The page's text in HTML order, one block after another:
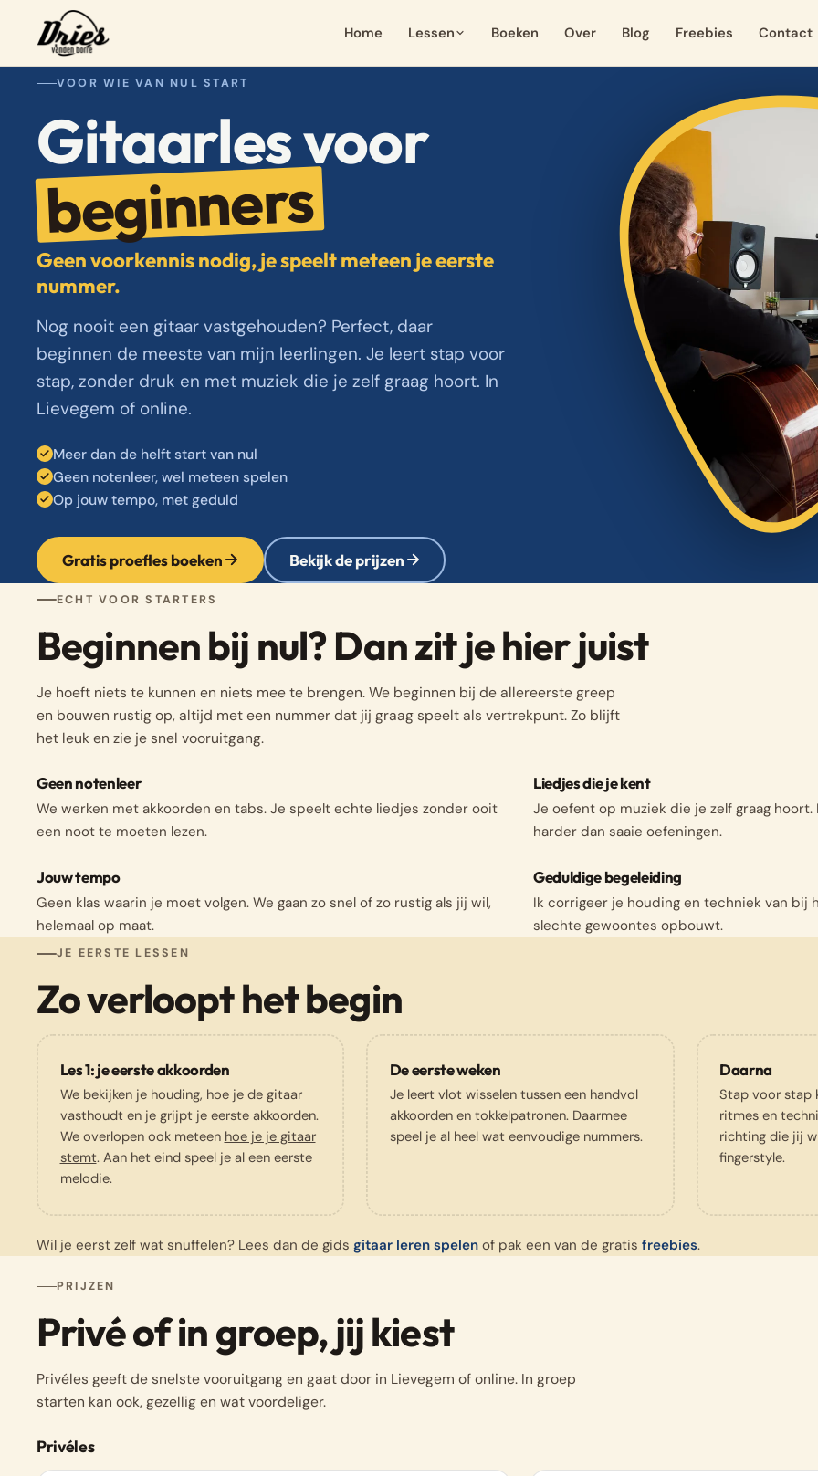
Home Lessen Boeken Over Blog Freebies Contact
VOOR WIE VAN NUL START
Gitaarles voor
beginners
Geen voorkennis nodig, je speelt meteen je eerste
nummer.
Nog nooit een gitaar vastgehouden? Perfect, daar
beginnen de meeste van mijn leerlingen. Je leert stap voor
stap, zonder druk en met muziek die je zelf graag hoort. In
Lievegem of online.
Meer dan de helft start van nul
Geen notenleer, wel meteen spelen
Op jouw tempo, met geduld
Gratis proefles boeken Bekijk de prijzen
ECHT VOOR STARTERS
Beginnen bij nul? Dan zit je hier juist
Je hoeft niets te kunnen en niets mee te brengen. We beginnen bij de allereerste greep
en bouwen rustig op, altijd met een nummer dat jij graag speelt als vertrekpunt. Zo blijft
het leuk en zie je snel vooruitgang.
Geen notenleer
We werken met akkoorden en tabs. Je speelt echte liedjes zonder ooit
een noot te moeten lezen.
Liedjes die je kent
Je oefent op muziek die je zelf graag
harder dan saaie oefeningen.
Jouw tempo
Geen klas waarin je moet volgen. We gaan zo snel of zo rustig als jij wil,
helemaal op maat.
Geduldige begeleiding
Ik corrigeer je houding en techniek van bij
slechte gewoontes opbouwt.
JE EERSTE LESSEN
Zo verloopt het begin
Les 1: je eerste akkoorden
We bekijken je houding, hoe je de gitaar
vasthoudt en je grijpt je eerste akkoorden.
We overlopen ook meteen hoe je je gitaar
stemt. Aan het eind speel je al een eerste
melodie.
De eerste weken
Je leert vlot wisselen tussen een handvol
akkoorden en tokkelpatronen. Daarmee
speel je al heel wat eenvoudige nummers.
Daarna
Stap voor stap
ritmes en
richting die jij
fingerstyle.
Wil je eerst zelf wat snuffelen? Lees dan de gids gitaar leren spelen of pak een van de gratis freebies.
PRIJZEN
Privé of in groep, jij kiest
Privéles geeft de snelste vooruitgang en gaat door in Lievegem of online. In groep
starten kan ook, gezellig en wat voordeliger.
Privéles